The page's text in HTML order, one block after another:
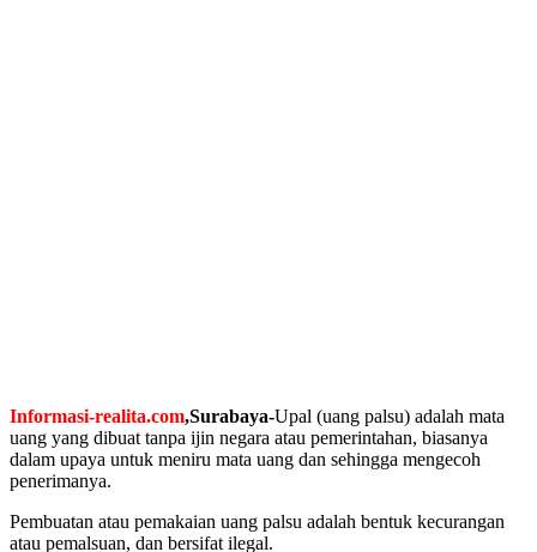
Informasi-realita.com,Surabaya-Upal (uang palsu) adalah mata
uang yang dibuat tanpa ijin negara atau pemerintahan, biasanya
dalam upaya untuk meniru mata uang dan sehingga mengecoh
penerimanya.
Pembuatan atau pemakaian uang palsu adalah bentuk kecurangan
atau pemalsuan, dan bersifat ilegal.